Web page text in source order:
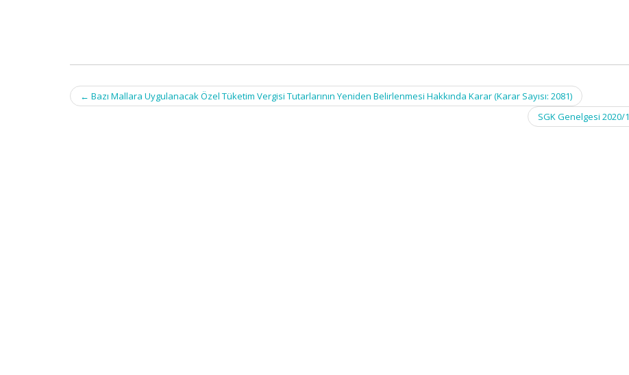
Post
navigation
← Bazı Mallara Uygulanacak Özel Tüketim Vergisi Tutarlarının Yeniden Belirlenmesi Hakkında Karar (Karar Sayısı: 2081)
SGK Genelgesi 2020/1